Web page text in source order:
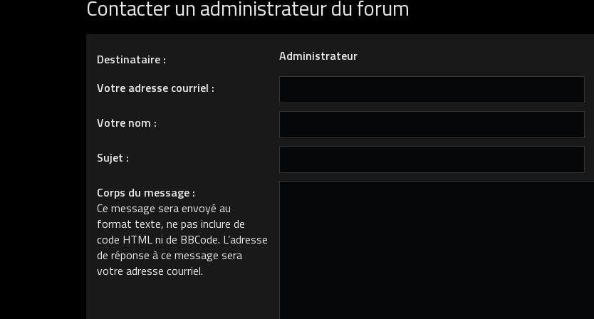
Contacter un administrateur du forum
Destinataire :
Administrateur
Votre adresse courriel :
Votre nom :
Sujet :
Corps du message :
Ce message sera envoyé au
format texte, ne pas inclure de
code HTML ni de BBCode. L’adresse
de réponse à ce message sera
votre adresse courriel.